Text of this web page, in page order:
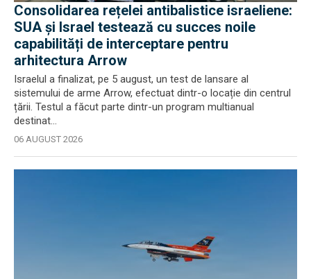
Consolidarea rețelei antibalistice israeliene:
SUA și Israel testează cu succes noile
capabilități de interceptare pentru
arhitectura Arrow
Israelul a finalizat, pe 5 august, un test de lansare al
sistemului de arme Arrow, efectuat dintr-o locație din centrul
țării. Testul a făcut parte dintr-un program multianual
destinat...
06 AUGUST 2026